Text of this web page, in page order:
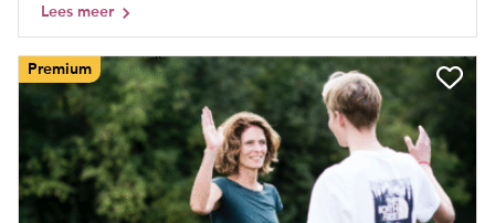
Lees meer
Premium